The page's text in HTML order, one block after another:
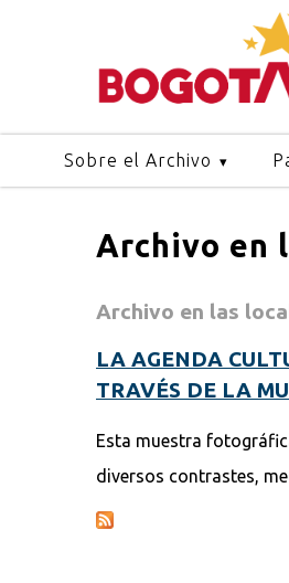
Sobre el Archivo
Archivo en
Archivo en las
LA AGENDA
TRAVÉS DE LA
Esta muestra
diversos contrastes,